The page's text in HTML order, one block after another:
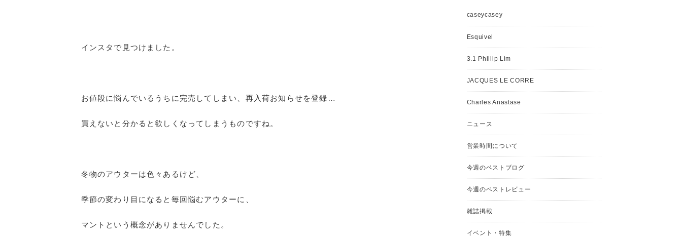
インスタで見つけました。
お値段に悩んでいるうちに完売してしまい、再入荷お知らせを登録…
買えないと分かると欲しくなってしまうものですね。
冬物のアウターは色々あるけど、
季節の変わり目になると毎回悩むアウターに、
マントという概念がありませんでした。
caseycasey
Esquivel
3.1 Phillip Lim
JACQUES LE CORRE
Charles Anastase
ニュース
営業時間について
今週のベストブログ
今週のベストレビュー
雑誌掲載
イベント・特集